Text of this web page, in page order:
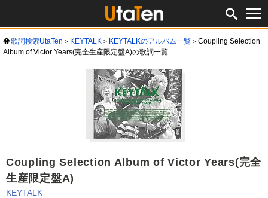
歌詞検索UtaTen KEYTALK KEYTALKのアルバム一覧
Coupling Selection
Album of Victor Years(完全生産限定盤A)の歌詞一覧
Coupling Selection Album of Victor Years(完全
生産限定盤A)
KEYTALK